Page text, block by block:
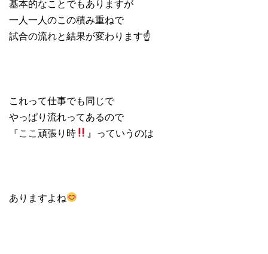
基本的なことでもありますが
一人一人のこの積み重ねで
試合の流れと結果が変わります☝️
これって仕事でも同じで
やっぱり流れってあるので
『ここ頑張り時
』っていうのは
ありますよね